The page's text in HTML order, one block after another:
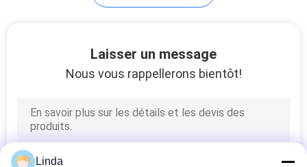
par carbure
Laisser un message
Nous vous rappellerons bientôt!
Linda